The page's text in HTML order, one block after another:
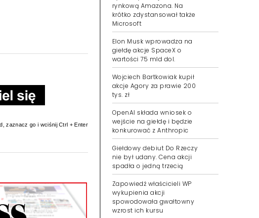
zaznacz go i wciśnij Ctrl + Enter
rynkową Amazona. Na
krótko zdystansował także
Microsoft
Elon Musk wprowadza na
giełdę akcje SpaceX o
wartości 75 mld dol.
Wojciech Bartkowiak kupił
akcje Agory za prawie 200
tys. zł
OpenAI składa wniosek o
wejście na giełdę i będzie
konkurować z Anthropic
Giełdowy debiut Do Rzeczy
nie był udany. Cena akcji
spadła o jedną trzecią
Zapowiedź właścicieli WP
wykupienia akcji
spowodowała gwałtowny
wzrost ich kursu